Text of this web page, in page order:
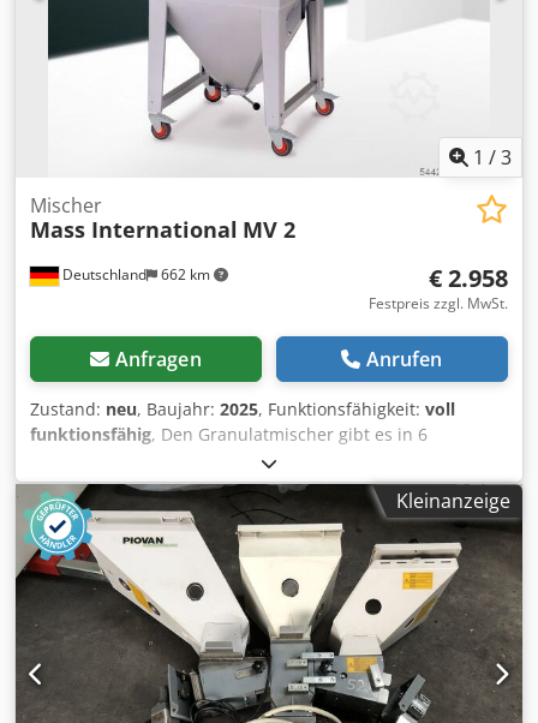
1 /3
Deutschland 662 km
Mischer
Mass International MV 2
€ 2.958
Festpreis zzgl. MwSt.
Anfragen Anrufen
Zustand: neu, Baujahr: 2025, Funktionsfähigkeit: voll
funktionsfähig, Den Granulatmischer gibt es in 6
Ausführungen: Ausführung kann in Edelstahl oder
lackierter Stahlausführung erfolgen: Technische Angaben :
MV 2 Der MV 2 zur vollständigen Durchmischung des
gesamten Kunststoffgranulates, aufgrund der
Zwangsführung durch Schneckenhülse Behälterinhalt: 120
kg/ 200L L x B x : 700 mm x700mm x Höhe: 1050mm/
1250mm - Schnecke , herausnehmbar - Steuerung für
Mischzeiten - Absaugvorrichtung Dsdpfx Aod R Atrsbrokr -
1 Ablaß - Untergestell fahrbar , Laufrollen 100 mm, alle mit
Feststellbremse.
Kleinanzeige